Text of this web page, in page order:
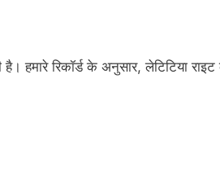
हमारे रिकॉर्ड के अनुसार, लेटिटिया